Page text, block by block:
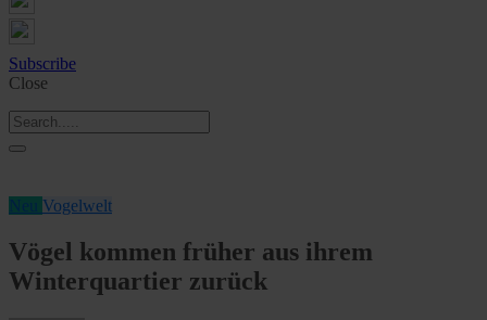
Subscribe
Close
Vogelwelt
Vögel kommen früher aus ihrem
Winterquartier zurück